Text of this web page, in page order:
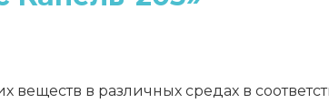
в различных средах в